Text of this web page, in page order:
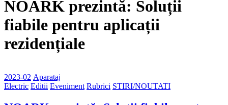
NOARK prezintă: Soluții
fiabile pentru aplicații
rezidențiale
2023-02 Aparataj
Electric Editii Eveniment Rubrici STIRI/NOUTATI